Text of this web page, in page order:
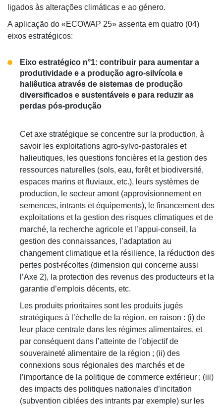
ligados às alterações climáticas e ao género.
A aplicação do «ECOWAP 25» assenta em quatro (04)
eixos estratégicos:
Eixo estratégico n°1: contribuir para aumentar a
produtividade e a produção agro-silvícola e
haliêutica através de sistemas de produção
diversificados e sustentáveis e para reduzir as
perdas pós-produção
Cet axe stratégique se concentre sur la production, à
savoir les exploitations agro-sylvo-pastorales et
halieutiques, les questions foncières et la gestion des
ressources naturelles (sols, eau, forêt et biodiversité,
espaces marins et fluviaux, etc.), leurs systèmes de
production, le secteur amont (approvisionnement en
semences, intrants et équipements), le financement des
exploitations et la gestion des risques climatiques et de
marché, la recherche agricole et l’appui-conseil, la
gestion des connaissances, l’adaptation au
changement climatique et la résilience, la réduction des
pertes post-récoltes (dimension qui concerne aussi
l’Axe 2), la protection des revenus des producteurs et la
garantie d’emplois décents, etc.
Les produits prioritaires sont les produits jugés
stratégiques à l’échelle de la région, en raison : (i) de
leur place centrale dans les régimes alimentaires, et
par conséquent dans l’atteinte de l’objectif de
souveraineté alimentaire de la région ; (ii) des
connexions sous régionales des marchés et de
l’importance de la politique de commerce extérieur ; (iii)
des impacts des politiques nationales d’incitation
(subvention ciblées des intrants par exemple) sur les